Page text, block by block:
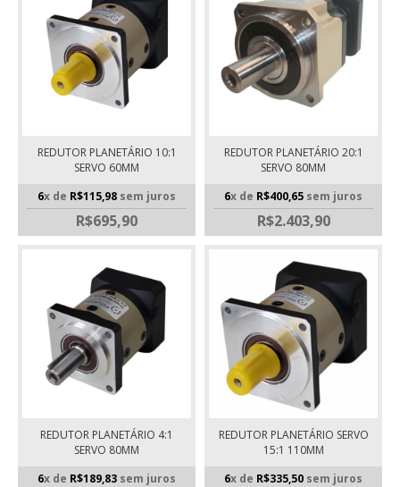
REDUTOR PLANETÁRIO 10:1
SERVO 60MM
6x de R$115,98 sem juros
R$695,90
REDUTOR PLANETÁRIO 20:1
SERVO 80MM
6x de R$400,65 sem juros
R$2.403,90
REDUTOR PLANETÁRIO 4:1
SERVO 80MM
6x de R$189,83 sem juros
REDUTOR PLANETÁRIO SERVO
15:1 110MM
6x de R$335,50 sem juros